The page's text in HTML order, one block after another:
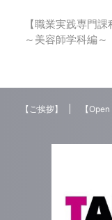
アにつなげる事はもちろ
と、 学年の垣根を越え
士のコミュニケーション
【職業実践専門
～美容師学科編～
【ご挨拶】 【